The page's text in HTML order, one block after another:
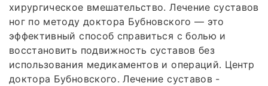
хирургическое вмешательство. Лечение суставов
ног по методу доктора Бубновского — это
эффективный способ справиться с болью и
восстановить подвижность суставов без
использования медикаментов и операций. Центр
доктора Бубновского. Лечение суставов -